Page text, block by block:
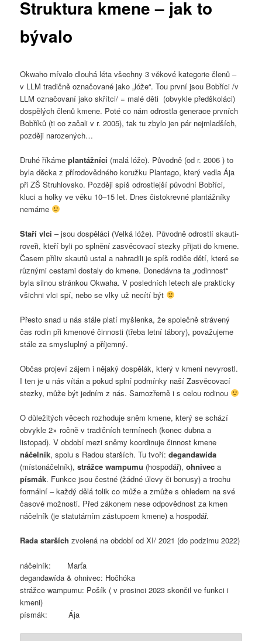
Struktura kmene – jak to
bývalo
Okwaho mívalo dlouhá léta všechny 3 věkové kategorie členů –
v LLM tradičně označované jako „lóže“. Tou první jsou Bobříci /v
LLM označovaní jako skřítci/ = malé děti (obvykle předškoláci)
dospělých členů kmene. Poté co nám odrostla generace prvních
Bobříků (ti co začali v r. 2005), tak tu zbylo jen pár nejmladších,
později narozených…
Druhé říkámeplantážníci (malá lóže). Původně (od r. 2006 ) to
byla děcka z přírodovědného koružku Plantago, který vedla Ája
při ZŠ Struhlovsko. Později spíš odrostlejší původní Bobříci,
kluci a holky ve věku 10–15 let. Dnes čistokrevné plantážníky
nemáme
Staří vlci – jsou dospěláci (Velká lóže). Původně odrostlí skauti-
roveři, kteří byli po splnění zasvěcovací stezky přijati do kmene.
Časem příliv skautů ustal a nahradili je spíš rodiče dětí, které se
různými cestami dostaly do kmene. Donedávna ta „rodinnost“
byla silnou stránkou Okwaha. V posledních letech ale prakticky
všichni vlci spí, nebo se vlky už necítí být
Přesto snad u nás stále platí myšlenka, že společně strávený
čas rodin při kmenové činnosti (třeba letní tábory), považujeme
stále za smysluplný a příjemný.
Občas projeví zájem i nějaký dospělák, který v kmeni nevyrostl.
I ten je u nás vítán a pokud splní podmínky naší Zasvěcovací
stezky, může být jedním z nás. Samozřemě i s celou rodinou
O důležitých věcech rozhoduje sněm kmene, který se schází
obvykle 2× ročně v tradičních termínech (konec dubna a
listopad). V období mezi sněmy koordinuje činnost kmene
náčelník, spolu s Radou starších. Tu tvoří:degandawída
(místonáčelník),strážce wampumu (hospodář),ohnivec a
písmák. Funkce jsou čestné (žádné úlevy či bonusy) a trochu
formální – každý dělá tolik co může a zmůže s ohledem na své
časové možnosti. Před zákonem nese odpovědnost za kmen
náčelník (je statutárním zástupcem kmene) a hospodář.
Rada starších zvolená na období od XI/ 2021 (do podzimu 2022)
náčelník: Marťa
degandawída & ohnivec: Hočhóka
strážce wampumu: Pošík ( v prosinci 2023 skončil ve funkci i
kmeni)
písmák: Ája